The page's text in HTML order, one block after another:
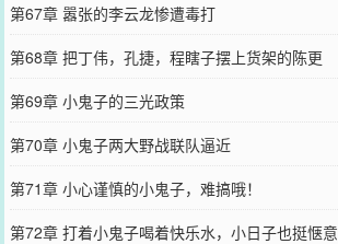
第67章 嚣张的李云龙惨遭毒打
第68章 把丁伟，孔捷，程瞎子摆上货架的陈更
第69章 小鬼子的三光政策
第70章 小鬼子两大野战联队逼近
第71章 小心谨慎的小鬼子，难搞哦！
第72章 打着小鬼子喝着快乐水，小日子也挺惬意